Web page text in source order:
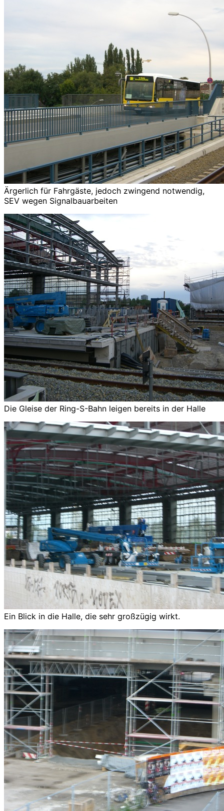
Ärgerlich für Fahrgäste, jedoch zwingend notwendig,
SEV wegen Signalbauarbeiten
Die Gleise der Ring-S-Bahn leigen bereits in der Halle
Ein Blick in die Halle, die sehr großzügig wirkt.